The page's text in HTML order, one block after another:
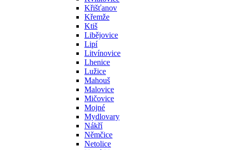
Křišťanov
Křemže
Ktiš
Libějovice
Lipí
Litvínovice
Lhenice
Lužice
Mahouš
Malovice
Mičovice
Mojné
Mydlovary
Nákří
Němčice
Netolice